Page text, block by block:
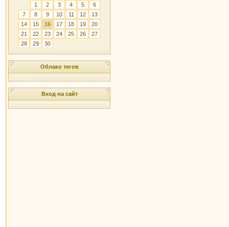
1
2 3 4 5
6
7
8 9 10 11 12
13
14
15 16 17 18 19
20
21
22 23 24 25 26
27
28
29 30
Облако тегов
Вход на сайт